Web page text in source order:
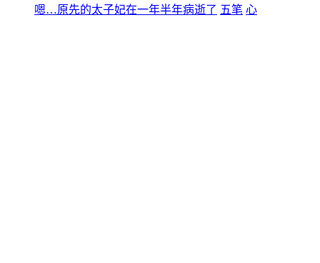
嗯…原先的太子妃在一年半年病逝了 五笔 心